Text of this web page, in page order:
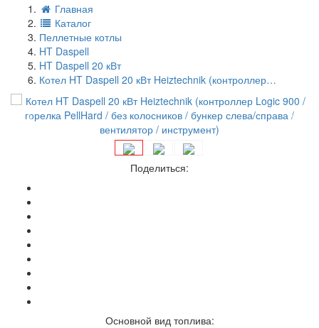
Главная
Каталог
Пеллетные котлы
HT Daspell
HT Daspell 20 кВт
Котел HT Daspell 20 кВт Heiztechnik (контроллер…
Поделиться:
Основной вид топлива: